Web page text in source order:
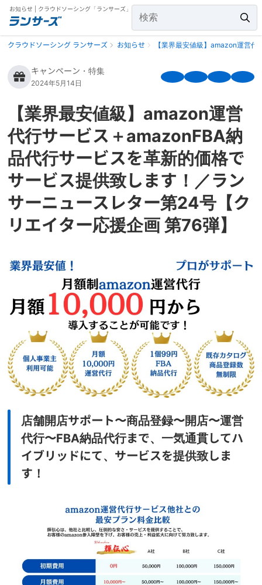
お知らせ | クラウドソーシング「ランサーズ」
クラウドソーシング ランサーズ お知らせ 【業界最安値級】amazon運営
キャンペーン・特集
2024年5月14日
【業界最安値級】amazon運営
代行サービス＋amazonFBA納
品代行サービスを革新的価格で
サービス提供致します！／ラン
サーニュースレター第24号【ク
リエイター応援企画 第76弾】
店舗開店サポート〜商品登録〜開店〜運営
代行〜FBA納品代行まで、一気通貫してハ
イブリッドにて、サービスを提供致しま
す！